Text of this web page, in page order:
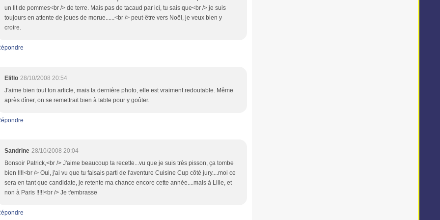
un lit de pommes<br /> de terre. Mais pas de tacaud par ici, tu sais que<br /> je suis
toujours en attente de joues de morue......<br /> peut-être vers Noêl, je veux bien y
croire.
Eliflo 28/10/2008 20:54
J'aime bien tout ton article, mais ta dernière photo, elle est vraiment redoutable. Même
après dîner, on se remettrait bien à table pour y goûter.
Sandrine 28/10/2008 20:04
Bonsoir Patrick,<br /> J'aime beaucoup ta recette...vu que je suis très pisson, ça tombe
bien !!!!<br /> Oui, j'ai vu que tu faisais parti de l'aventure Cuisine Cup côté jury....moi ce
sera en tant que candidate, je retente ma chance encore cette année....mais à Lille, et
non à Paris !!!!!<br /> Je t'embrasse